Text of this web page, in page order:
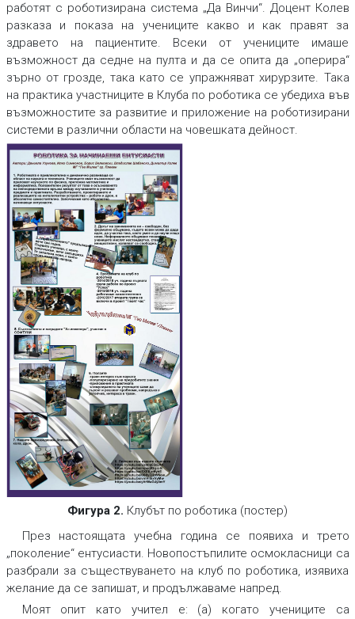
работят с роботизирана система „Да Винчи“. Доцент Колев
разказа и показа на учениците какво и как правят за
здравето на пациентите. Всеки от учениците имаше
възможност да седне на пулта и да се опита да „оперира“
зърно от грозде, така като се упражняват хирурзите. Така
на практика участниците в Клуба по роботика се убедиха във
възможностите за развитие и приложение на роботизирани
системи в различни области на човешката дейност.
Фигура 2. Клубът по роботика (постер)
През настоящата учебна година се появиха и трето
„поколение“ ентусиасти. Новопостъпилите осмокласници са
разбрали за съществуването на клуб по роботика, изявиха
желание да се запишат, и продължаваме напред.
Моят опит като учител е: (а) когато учениците са